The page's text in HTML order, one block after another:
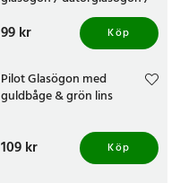
skärmglasögon - Leopard
Pris:99 kr
99 kr Köp
Pilot Glasögon med
guldbåge & grön lins
Pris :109 kr
109 kr Köp